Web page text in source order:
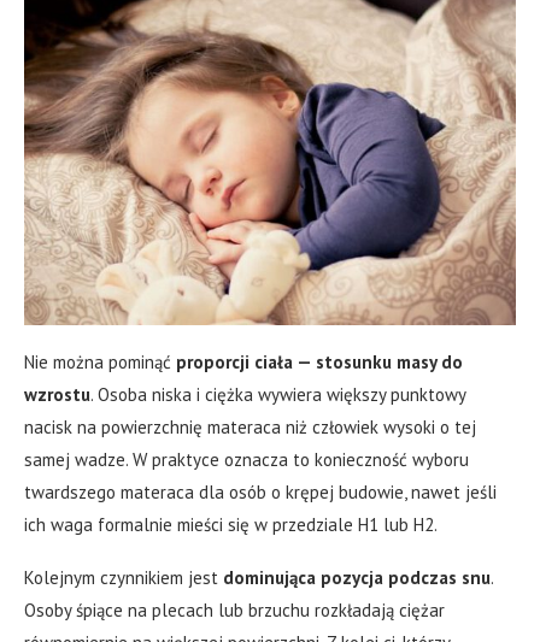
Nie można pominąć proporcji ciała — stosunku masy do
wzrostu. Osoba niska i ciężka wywiera większy punktowy
nacisk na powierzchnię materaca niż człowiek wysoki o tej
samej wadze. W praktyce oznacza to konieczność wyboru
twardszego materaca dla osób o krępej budowie, nawet jeśli
ich waga formalnie mieści się w przedziale H1 lub H2.
Kolejnym czynnikiem jest dominująca pozycja podczas snu.
Osoby śpiące na plecach lub brzuchu rozkładają ciężar